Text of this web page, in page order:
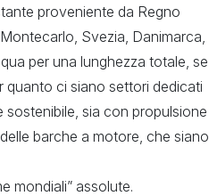
proveniente da Regno
Svezia, Danimarca,
per una lunghezza totale, se
quanto ci siano settori dedicati
sostenibile, sia con propulsione
barche a motore, che siano
mondiali” assolute.